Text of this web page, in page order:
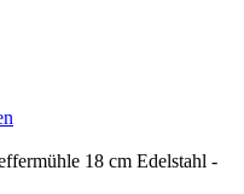
18 cm Edelstahl -